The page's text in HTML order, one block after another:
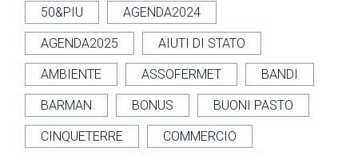
50&PIU AGENDA2024
AGENDA2025 AIUTI DI STATO
AMBIENTE ASSOFERMET BANDI
BARMAN BONUS BUONI PASTO
CINQUETERRE COMMERCIO